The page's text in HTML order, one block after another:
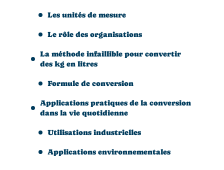
Les unités de mesure
Le rôle des organisations
La méthode infaillible pour convertir
des kg en litres
Formule de conversion
Applications pratiques de la conversion
dans la vie quotidienne
Utilisations industrielles
Applications environnementales